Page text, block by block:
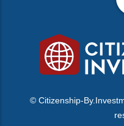
© Citizenship-